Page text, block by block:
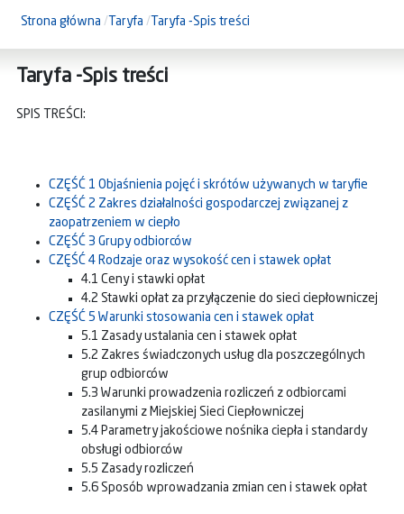
Strona główna Taryfa Taryfa -Spis treści
Taryfa -Spis treści
SPIS TREŚCI:
CZĘŚĆ 1 Objaśnienia pojęć i skrótów używanych w taryfie
CZĘŚĆ 2 Zakres działalności gospodarczej związanej z
zaopatrzeniem w ciepło
CZĘŚĆ 3 Grupy odbiorców
CZĘŚĆ 4 Rodzaje oraz wysokość cen i stawek opłat
4.1 Ceny i stawki opłat
4.2 Stawki opłat za przyłączenie do sieci ciepłowniczej
CZĘŚĆ 5 Warunki stosowania cen i stawek opłat
5.1 Zasady ustalania cen i stawek opłat
5.2 Zakres świadczonych usług dla poszczególnych
grup odbiorców
5.3 Warunki prowadzenia rozliczeń z odbiorcami
zasilanymi z Miejskiej Sieci Ciepłowniczej
5.4 Parametry jakościowe nośnika ciepła i standardy
obsługi odbiorców
5.5 Zasady rozliczeń
5.6 Sposób wprowadzania zmian cen i stawek opłat